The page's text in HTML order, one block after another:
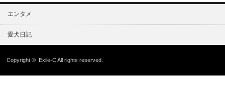
エンタメ
愛犬日記
Copyright © Exile-CAll rights reserved.